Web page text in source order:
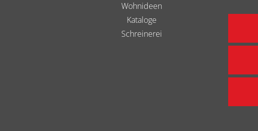
Wohnideen
Kataloge
Schreinerei